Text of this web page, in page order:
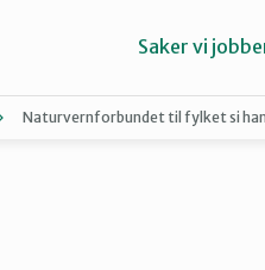
Saker vi
Naturvernforbundet til fylket si